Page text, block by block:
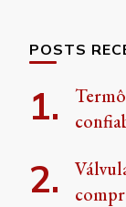
POSTS